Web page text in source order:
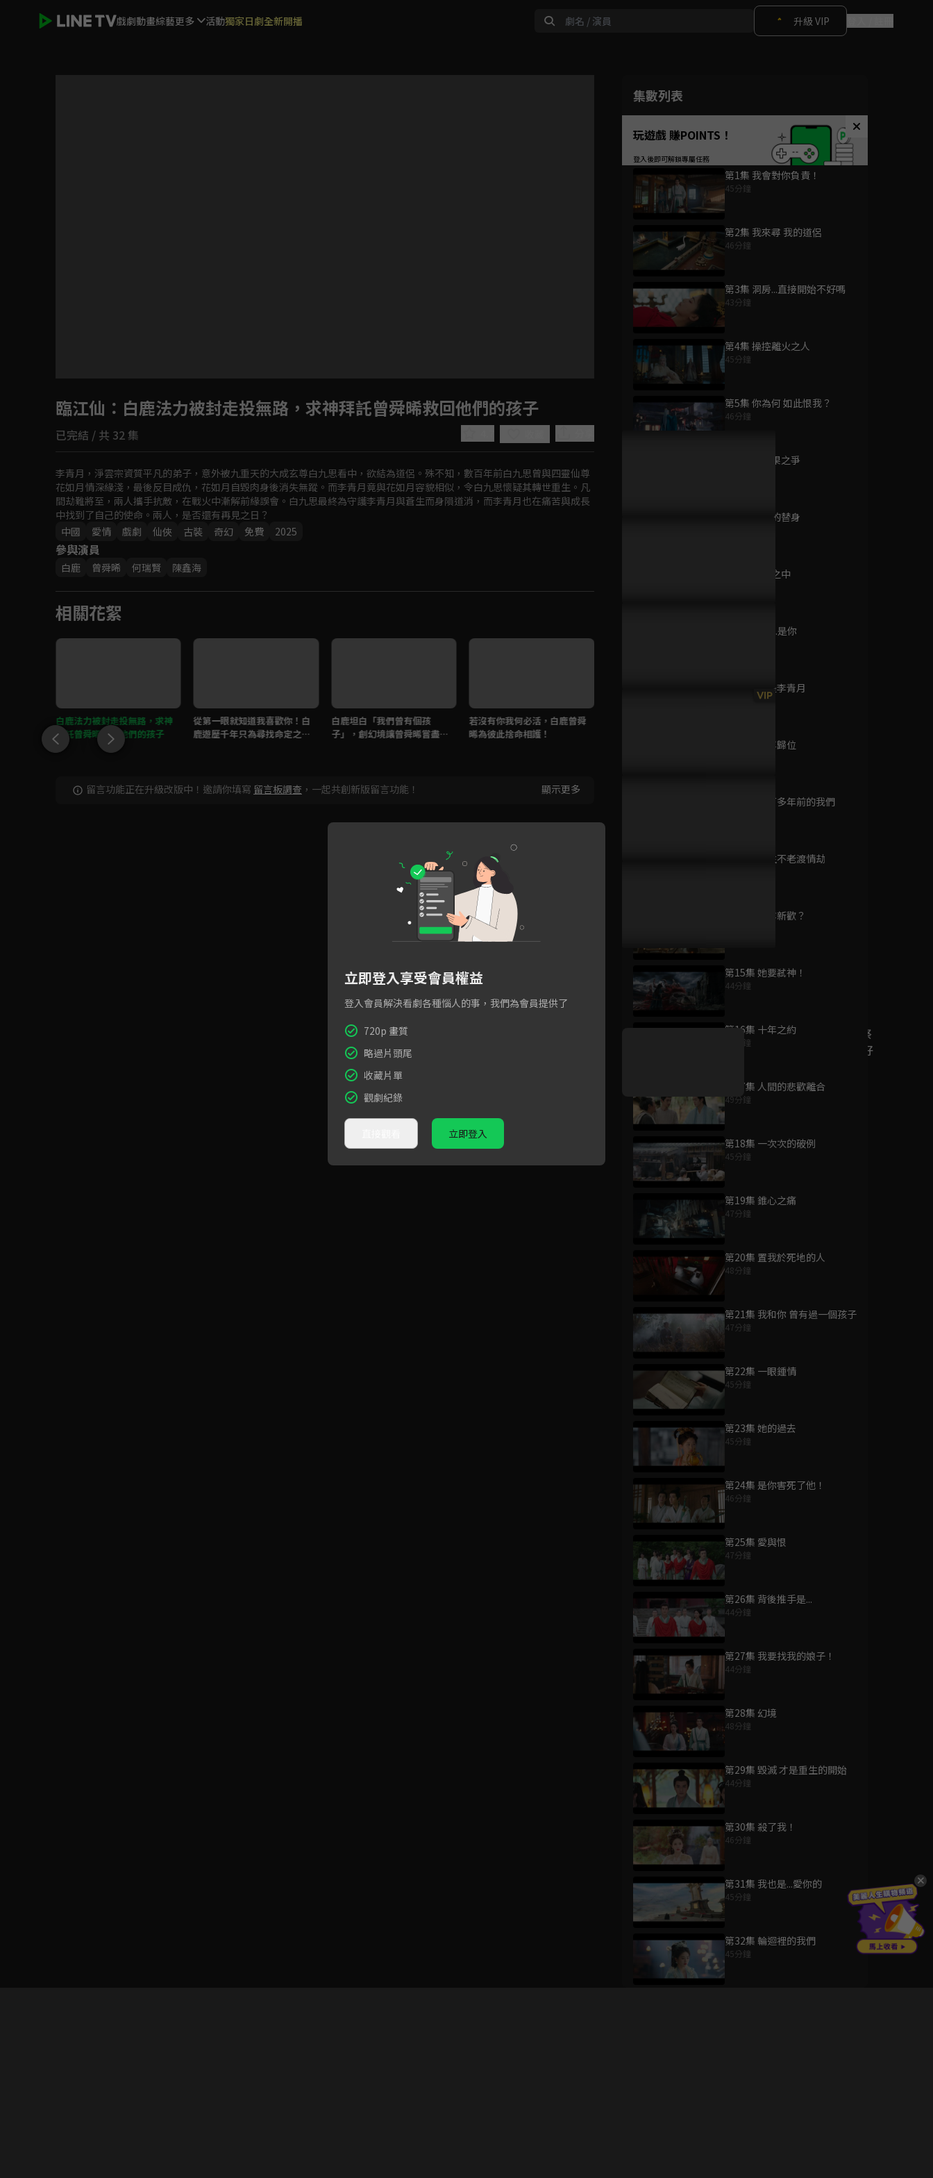
戲劇動畫綜藝更多 活動獨家日劇全新開播 升級 VIP
Video
集數列表
玩遊戲 賺POINTS！
第1集 我會對你負責！
45分鐘
第2集 我來尋 我的道侶
46分鐘
第3集 洞房...直接開始不好嗎
43分鐘
第4集 操控離火之人
45分鐘
第5集 你為何 如此恨我？
46分鐘
第6集 熾陽果之爭
第7集 四靈的替身
第8集 幻境之中
第9集 阿月...是你
第10集 我是李青月
第11集 仙尊歸位
第12集 四百多年前的我們
第13集 長生不老渡情劫
第14集 另尋新歡？
第15集 她要弒神！
44分鐘
第16集 十年之約
46分鐘
第17集 人間的悲歡離合
49分鐘
第18集 一次次的破例
45分鐘
第19集 錐心之痛
47分鐘
第20集 置我於死地的人
48分鐘
第21集 我和你 曾有過一個孩子
47分鐘
第22集 一眼鍾情
45分鐘
第23集 她的過去
45分鐘
第24集 是你害死了他！
46分鐘
第25集 愛與恨
47分鐘
第26集 背後推手是...
44分鐘
第27集 我要找我的娘子！
44分鐘
第28集 幻境
48分鐘
第29集 毀滅 才是重生的開始
44分鐘
第30集 殺了我！
46分鐘
第31集 我也是...愛你的
45分鐘
第32集 輪迴裡的我們
45分鐘
臨江仙 ：白鹿法力被封走投無路，求神拜託曾舜晞救回他們的孩子
已完結 / 共 32 集
李青月，淨雲宗資質平凡的弟子，意外被九重天的大成玄尊白九思看中，欲結為道侶。殊不知，數百年前白九思曾與四靈仙尊
花如月情深緣淺，最後反目成仇，花如月自毀肉身後消失無蹤。而李青月竟與花如月容貌相似，令白九思懷疑其轉世重生。凡
間劫難將至，兩人攜手抗敵，在戰火中漸解前緣誤會。白九思最終為守護李青月與蒼生而身隕道消，而李青月也在痛苦與成長
中找到了自己的使命。兩人，是否還有再見之日？
中國
愛情 戲劇 仙俠 古裝 奇幻 免費 2025
參與演員
白鹿 曾舜晞 何瑞賢 陳鑫海
相關花絮
白鹿法力被封走投無路，求神
拜託曾舜晞救回他們的孩子
從第一眼就知道我喜歡你！白
鹿遊歷千年只為尋找命定之
白鹿坦白「我們曾有個孩
子」，創幻境讓曾舜晞嘗盡失
若沒有你我何必活，白鹿曾舜
晞為彼此捨命相護！
留言功能正在升級改版中！邀請你填寫 留言板調查 ，一起共創新版留言功能！ 顯示更多
為您推薦
公主變形記
已完結 / 共 16 集
VIP九州龍悸
已完結 / 共 24 集
只此一家
好康資訊
7/21-8/20，盛夏追劇祭
升級VIP最優惠！獨家好
7月21日-8月20日
立即登入享受會員權益
登入會員解決看劇各種惱人的事，我們為會員提供了
720p 畫質
略過片頭尾
收藏片單
觀劇紀錄
立即登入